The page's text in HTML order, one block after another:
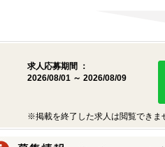
求人応募期間 ：
2026/08/01 ～ 2026/08/09
※掲載を終了した求人は閲覧できま